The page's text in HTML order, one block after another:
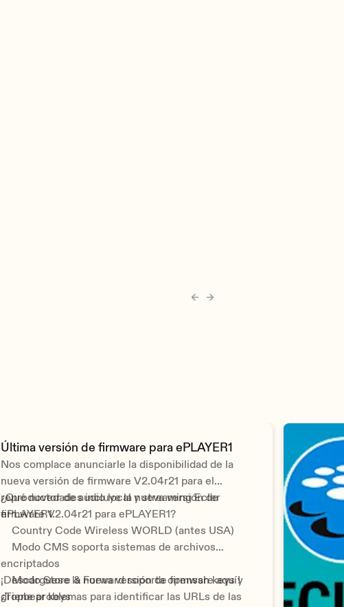
Última versión de firmware para ePLAYER1
Nos complace anunciarle la disponibilidad de la
nueva versión de firmware V2.04r21 para el
reproductor de audio local y streaming Ecler
ePLAYER1.
¿Qué novedades incluye la nueva versión de
firmware V2.04r21 para ePLAYER1?
Country Code Wireless WORLD (antes USA)
Modo CMS soporta sistemas de archivos
encriptados
Modo Store & Forward soporta openssh keys y
dropbear keys
¡Descárguese la nueva versión de firmware aquí!
¿Tiene problemas para identificar las URLs de las